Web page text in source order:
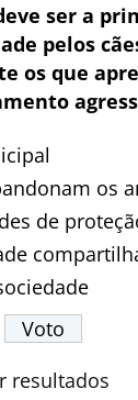
ser a
pelos
os que
os
de
resultados